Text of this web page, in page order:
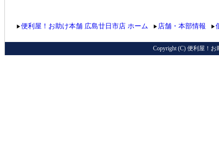
▶便利屋！お助け本舗 広島廿日市店 ホーム ▶ 店舗・本部情報 ▶
Copyright (C) 便利屋！お